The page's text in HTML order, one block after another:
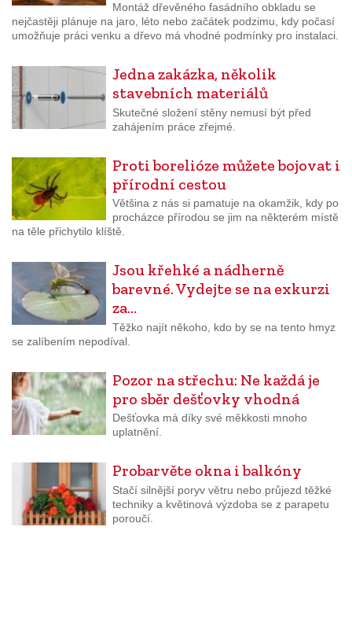
Montáž dřevěného fasádního obkladu se
nejčastěji plánuje na jaro, léto nebo začátek podzimu, kdy počasí
umožňuje práci venku a dřevo má vhodné podmínky pro instalaci.
Jedna zakázka, několik
stavebních materiálů
Skutečné složení stěny nemusí být před
zahájením práce zřejmé.
Proti borelióze můžete bojovat i
přírodní cestou
Většina z nás si pamatuje na okamžik, kdy po
procházce přírodou se jim na některém místě
na těle přichytilo klíště.
Jsou křehké a nádherně
barevné. Vydejte se na exkurzi
za…
Těžko najít někoho, kdo by se na tento hmyz
se zalíbením nepodíval.
Pozor na střechu: Ne každá je
pro sběr dešťovky vhodná
Dešťovka má díky své měkkosti mnoho
uplatnění.
Probarvěte okna i balkóny
Stačí silnější poryv větru nebo průjezd těžké
techniky a květinová výzdoba se z parapetu
poroučí.